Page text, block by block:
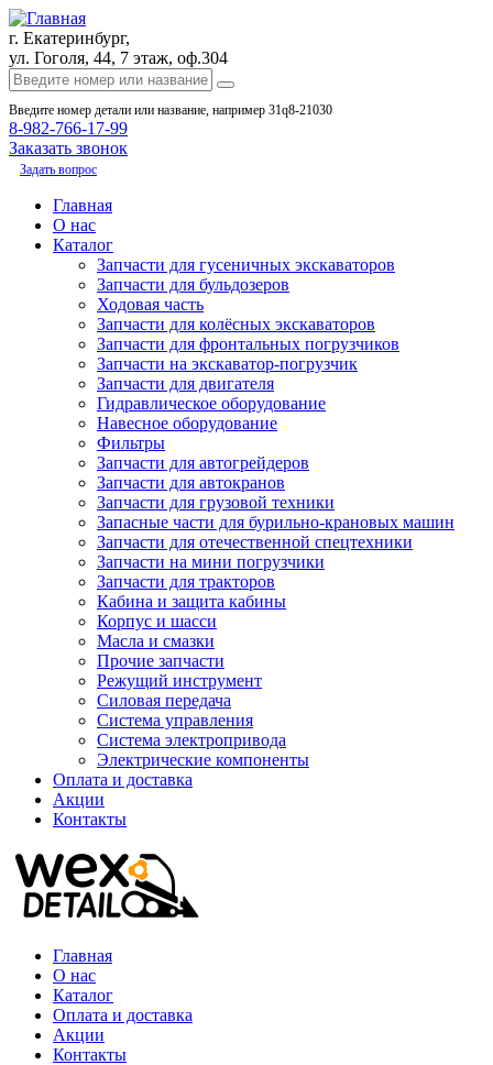
г. Екатеринбург,
ул. Гоголя, 44, 7 этаж, оф.304
Введите номер детали или название, например 31q8-21030
8-982-766-17-99
Заказать звонок
Задать вопрос
Главная
О нас
Каталог
Запчасти для гусеничных экскаваторов
Запчасти для бульдозеров
Ходовая часть
Запчасти для колёсных экскаваторов
Запчасти для фронтальных погрузчиков
Запчасти на экскаватор-погрузчик
Запчасти для двигателя
Гидравлическое оборудование
Навесное оборудование
Фильтры
Запчасти для автогрейдеров
Запчасти для автокранов
Запчасти для грузовой техники
Запасные части для бурильно-крановых машин
Запчасти для отечественной спецтехники
Запчасти на мини погрузчики
Запчасти для тракторов
Кабина и защита кабины
Корпус и шасси
Масла и смазки
Прочие запчасти
Режущий инструмент
Силовая передача
Система управления
Система электропривода
Электрические компоненты
Оплата и доставка
Акции
Контакты
Главная
О нас
Каталог
Оплата и доставка
Акции
Контакты